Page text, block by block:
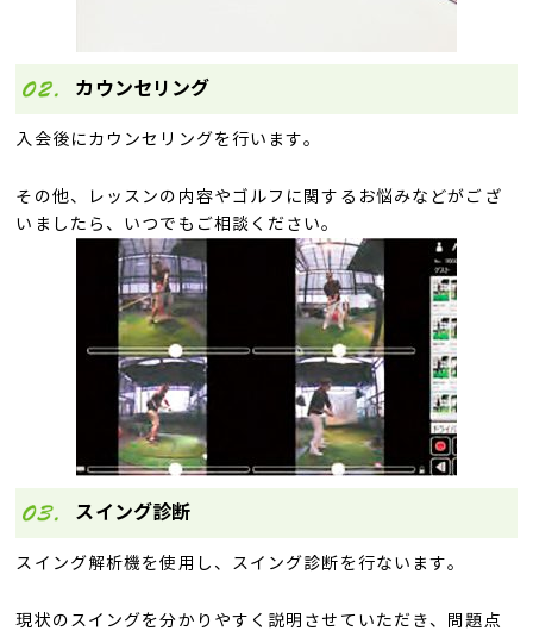
カウンセリング
入会後にカウンセリングを行います。
その他、レッスンの内容やゴルフに関するお悩みなどがござ
いましたら、いつでもご相談ください。
スイング診断
スイング解析機を使用し、スイング診断を行ないます。
現状のスイングを分かりやすく説明させていただき、問題点